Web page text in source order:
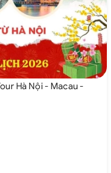
Hà Nội - Macau -